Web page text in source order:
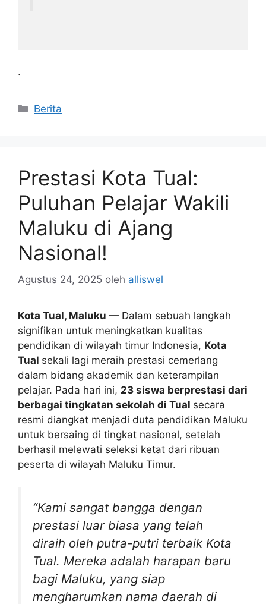
.
Kategori
Berita
Prestasi Kota Tual:
Puluhan Pelajar Wakili
Maluku di Ajang
Nasional!
Agustus 24, 2025 oleh alliswel
Kota Tual, Maluku — Dalam sebuah langkah
signifikan untuk meningkatkan kualitas
pendidikan di wilayah timur Indonesia, Kota
Tual sekali lagi meraih prestasi cemerlang
dalam bidang akademik dan keterampilan
pelajar. Pada hari ini, 23 siswa berprestasi dari
berbagai tingkatan sekolah di Tual secara
resmi diangkat menjadi duta pendidikan Maluku
untuk bersaing di tingkat nasional, setelah
berhasil melewati seleksi ketat dari ribuan
peserta di wilayah Maluku Timur.
“Kami sangat bangga dengan
prestasi luar biasa yang telah
diraih oleh putra-putri terbaik Kota
Tual. Mereka adalah harapan baru
bagi Maluku, yang siap
mengharumkan nama daerah di